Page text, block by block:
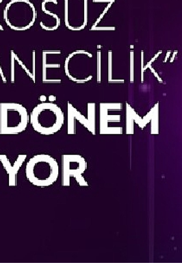
Makedonya’da Toprağa
Verilecek